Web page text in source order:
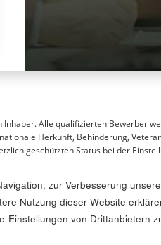
Alle qualifizierten Bewerber
Herkunft, Behinderung,
geschützten Status bei der
zur Verbesserung
Nutzung dieser Website
neuen Fenster)
Einstellungen von Drittanbietern